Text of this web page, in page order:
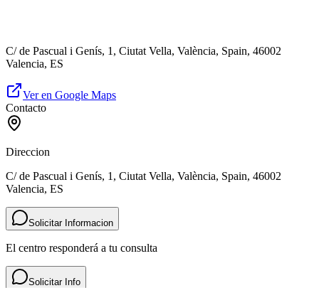
C/ de Pascual i Genís, 1, Ciutat Vella, València, Spain, 46002
Valencia, ES
Ver en Google Maps
Contacto
Direccion
C/ de Pascual i Genís, 1, Ciutat Vella, València, Spain, 46002
Valencia, ES
Solicitar Informacion
El centro responderá a tu consulta
Solicitar Info